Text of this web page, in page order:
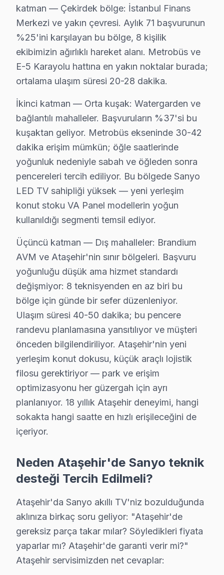
5. Orijinal veya OEM eşdeğer bu cihaz parça ile
6. Tüm fonksiyonlar kapsamlı test edilir; garanti
bu marka görüntüleme sistemi Bakım Tavsiyeleri
söz konusu model televizyon paneli'ler için en yaygın
Sanyo ekran'niz arızalandığında verileri (uygulama
Sanyo güvenilirliği standartlarında bu TV servisimiz:
Sanyo TV Servis Ağımız: Ataşehir Tüm
Ataşehir'de Sanyo televizyon servisi arayan tüm
Mustafa Kemal, Örnek, Yeni Çamlıca, Yenisahra,
Aşık Veysel, Atatürk, Barbaros, Esatpaşa,
İçerenköy, İnönü, Kayışdağı, Küçükbakkalköy,
Ataşehir Sanyo TV Yerleştirme ve Bağlantı
Yeni bir Sanyo televizyon aldıysanız, Ataşehir'da
Sunduğumuz kurulum seçenekleri:
• Ataşehir'de motorlu döner braket montajı ve ayarı
• Ataşehir servisimizde kablo kanalı ile estetik kurulum
• Ataşehir'de Wi-Fi optimizasyonu ve yayın ayarları
• Ataşehir servisimizde oyun konsolu ve harici cihaz
• Ataşehir'de uzaktan kumanda programlama
Sanyo TV'nizin ilk açılışından itibaren en iyi
Sanyo TV Periyodik Bakımı – Ataşehir Uzman
Sanyo televizyon'nizin uzun yıllar sorunsuz
Bakım kapsamımız:
• Ataşehir'de iç temizlik ve soğutma verimliliği artırımı
• LED şerit ve backlight yoğunluğu kontrolü —
• Yazılım ve güncelleme durumu değerlendirmesi —
• Ataşehir'de garanti kapsamı ve bakım raporu
Ataşehir Sanyo Servis Hizmeti – Yerinde
Ataşehir'de aniden arızalanan Sanyo televizyon
Ataşehir'de yerinde servis avantajları:
katman — Çekirdek bölge: İstanbul Finans
Merkezi ve yakın çevresi. Aylık 71 başvurunun
%25'ini karşılayan bu bölge, 8 kişilik
ekibimizin ağırlıklı hareket alanı. Metrobüs ve
E-5 Karayolu hattına en yakın noktalar burada;
ortalama ulaşım süresi 20-28 dakika.
İkinci katman — Orta kuşak: Watergarden ve
bağlantılı mahalleler. Başvuruların %37'si bu
kuşaktan geliyor. Metrobüs ekseninde 30-42
dakika erişim mümkün; öğle saatlerinde
yoğunluk nedeniyle sabah ve öğleden sonra
pencereleri tercih ediliyor. Bu bölgede Sanyo
LED TV sahipliği yüksek — yeni yerleşim
konut stoku VA Panel modellerin yoğun
kullanıldığı segmenti temsil ediyor.
Üçüncü katman — Dış mahalleler: Brandium
AVM ve Ataşehir'nin sınır bölgeleri. Başvuru
yoğunluğu düşük ama hizmet standardı
değişmiyor: 8 teknisyenden en az biri bu
bölge için günde bir sefer düzenleniyor.
Ulaşım süresi 40-50 dakika; bu pencere
randevu planlamasına yansıtılıyor ve müşteri
önceden bilgilendiriliyor. Ataşehir'nin yeni
yerleşim konut dokusu, küçük araçlı lojistik
filosu gerektiriyor — park ve erişim
optimizasyonu her güzergah için ayrı
planlanıyor. 18 yıllık Ataşehir deneyimi, hangi
sokakta hangi saatte en hızlı erişileceğini de
içeriyor.
Neden Ataşehir'de Sanyo teknik
desteği Tercih Edilmeli?
Ataşehir'da Sanyo akıllı TV'niz bozulduğunda
aklınıza birkaç soru geliyor: "Ataşehir'de
gereksiz parça takar mılar? Söyledikleri fiyata
yaparlar mı? Ataşehir'de garanti verir mi?"
Ataşehir servisimizden net cevaplar: